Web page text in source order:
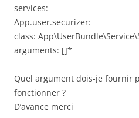
services:
App.user.securizer:
class:
arguments: []*
Quel argument dois-je fournir
fonctionner ?
D’avance merci